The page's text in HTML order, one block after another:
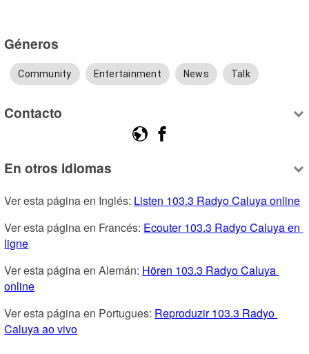
Géneros
Community Entertainment News Talk
Contacto
En otros idiomas
Ver esta página en Inglés: Listen 103.3 Radyo Caluya online
Ver esta página en Francés: Ecouter 103.3 Radyo Caluya en
ligne
Ver esta página en Alemán: Hören 103.3 Radyo Caluya
online
Ver esta página en Portugues: Reproduzir 103.3 Radyo
Caluya ao vivo